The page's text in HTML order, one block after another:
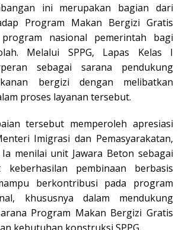
ini merupakan bagian dari
Program Makan Bergizi Gratis
nasional pemerintah bagi
Melalui SPPG, Lapas Kelas I
sebagai sarana pendukung
bergizi dengan melibatkan
proses layanan tersebut.
tersebut memperoleh apresiasi
Imigrasi dan Pemasyarakatan,
menilai unit Jawara Beton sebagai
pembinaan berbasis
berkontribusi pada program
khususnya dalam mendukung
Program Makan Bergizi Gratis